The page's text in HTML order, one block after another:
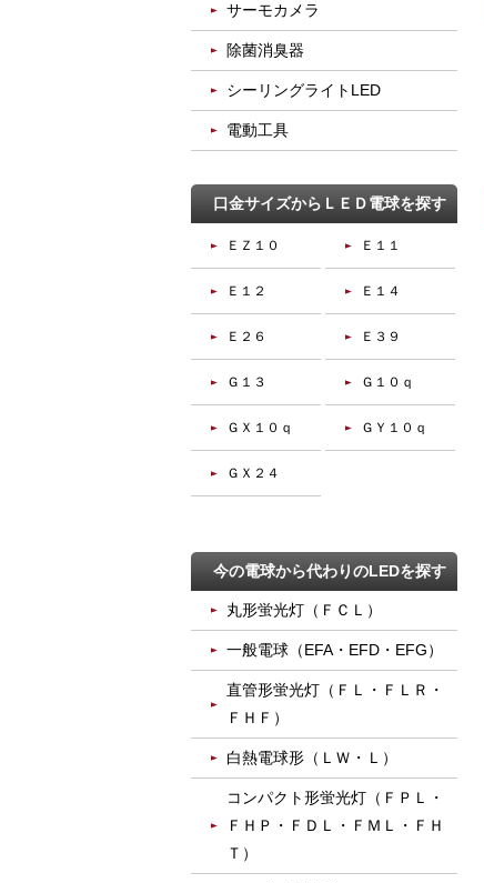
サーモカメラ
除菌消臭器
シーリングライトLED
電動工具
口金サイズからＬＥＤ電球を探す
ＥＺ１０ Ｅ１１
Ｅ１２ Ｅ１４
Ｅ２６ Ｅ３９
Ｇ１３ Ｇ１０ｑ
ＧＸ１０ｑ ＧＹ１０ｑ
ＧＸ２４
今の電球から代わりのLEDを探す
丸形蛍光灯（ＦＣＬ）
一般電球（EFA・EFD・EFG）
直管形蛍光灯（ＦＬ・ＦＬＲ・
ＦＨＦ）
白熱電球形（ＬＷ・Ｌ）
コンパクト形蛍光灯（ＦＰＬ・
ＦＨＰ・ＦＤＬ・ＦＭＬ・ＦＨ
Ｔ）